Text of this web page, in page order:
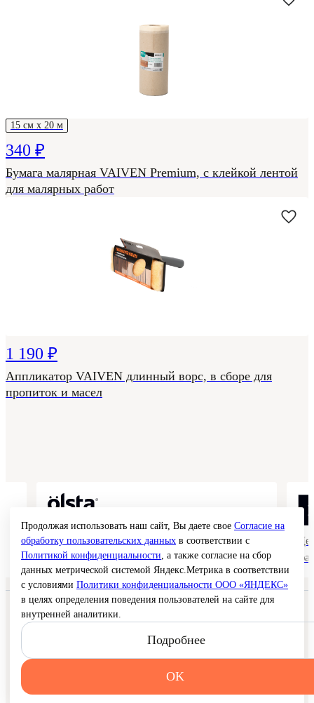
15 см х 20 м
340 ₽
Бумага малярная VAIVEN Premium, с клейкой лентой
для малярных работ
1 190 ₽
Аппликатор VAIVEN длинный ворс, в сборе для
пропиток и масел
Коллекции гладких и структурных
покрытий
© 2026 Interra Deco Group
Политика конфиденциальности
Согласие на обработку персональных данных
Публичная оферта
Карта сайта
Продолжая использовать наш сайт, Вы даете свое Согласие на
обработку пользовательских данных в соответствии с
Политикой конфиденциальности, а также согласие на сбор
данных метрической системой Яндекс.Метрика в соответствии
с условиями Политики конфиденциальности ООО «ЯНДЕКС»
в целях определения поведения пользователей на сайте для
внутренней аналитики.
Подробнее
OK